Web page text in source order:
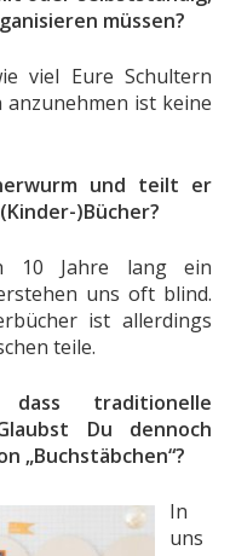
müssen?
viel Eure Schultern
ist keine
und teilt er
)Bücher?
10 Jahre lang ein
uns oft blind.
ist allerdings
teile.
traditionelle
Du dennoch
„Buchstäbchen“?
In
uns